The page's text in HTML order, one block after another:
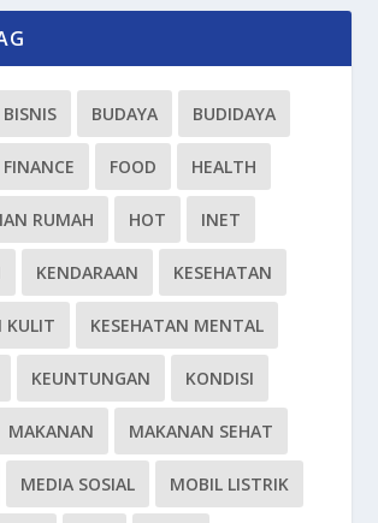
BISNIS BUDAYA BUDIDAYA
FINANCE FOOD HEALTH
RUMAH HOT INET
KENDARAAN KESEHATAN
KULIT KESEHATAN MENTAL
KEUNTUNGAN KONDISI
MAKANAN MAKANAN SEHAT
MEDIA SOSIAL MOBIL LISTRIK